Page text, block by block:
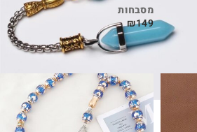
מסבחות
₪149